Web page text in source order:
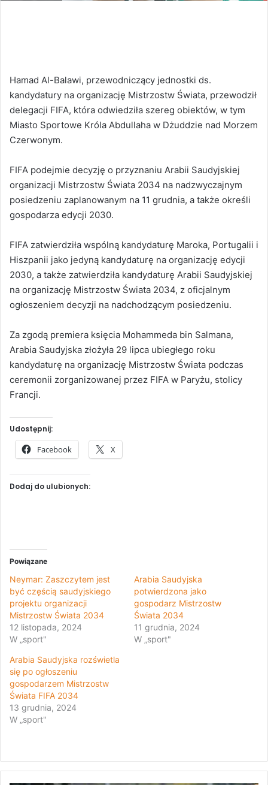
Hamad Al-Balawi, przewodniczący jednostki ds.
kandydatury na organizację Mistrzostw Świata, przewodził
delegacji FIFA, która odwiedziła szereg obiektów, w tym
Miasto Sportowe Króla Abdullaha w Dżuddzie nad Morzem
Czerwonym.
FIFA podejmie decyzję o przyznaniu Arabii Saudyjskiej
organizacji Mistrzostw Świata 2034 na nadzwyczajnym
posiedzeniu zaplanowanym na 11 grudnia, a także określi
gospodarza edycji 2030.
FIFA zatwierdziła wspólną kandydaturę Maroka, Portugalii i
Hiszpanii jako jedyną kandydaturę na organizację edycji
2030, a także zatwierdziła kandydaturę Arabii Saudyjskiej
na organizację Mistrzostw Świata 2034, z oficjalnym
ogłoszeniem decyzji na nadchodzącym posiedzeniu.
Za zgodą premiera księcia Mohammeda bin Salmana,
Arabia Saudyjska złożyła 29 lipca ubiegłego roku
kandydaturę na organizację Mistrzostw Świata podczas
ceremonii zorganizowanej przez FIFA w Paryżu, stolicy
Francji.
Udostępnij:
Facebook X
Dodaj do ulubionych:
Powiązane
Neymar: Zaszczytem jest
być częścią saudyjskiego
projektu organizacji
Mistrzostw Świata 2034
12 listopada, 2024
W „sport"
Arabia Saudyjska
potwierdzona jako
gospodarz Mistrzostw
Świata 2034
11 grudnia, 2024
W „sport"
Arabia Saudyjska rozświetla
się po ogłoszeniu
gospodarzem Mistrzostw
Świata FIFA 2034
13 grudnia, 2024
W „sport"